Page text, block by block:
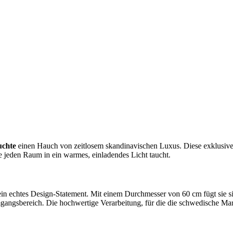
einen Hauch von zeitlosem skandinavischen Luxus. Diese
Raum in ein warmes, einladendes Licht taucht.
echtes Design-Statement. Mit einem Durchmesser von 60 cm fügt sie
Die hochwertige Verarbeitung, für die die schwedische